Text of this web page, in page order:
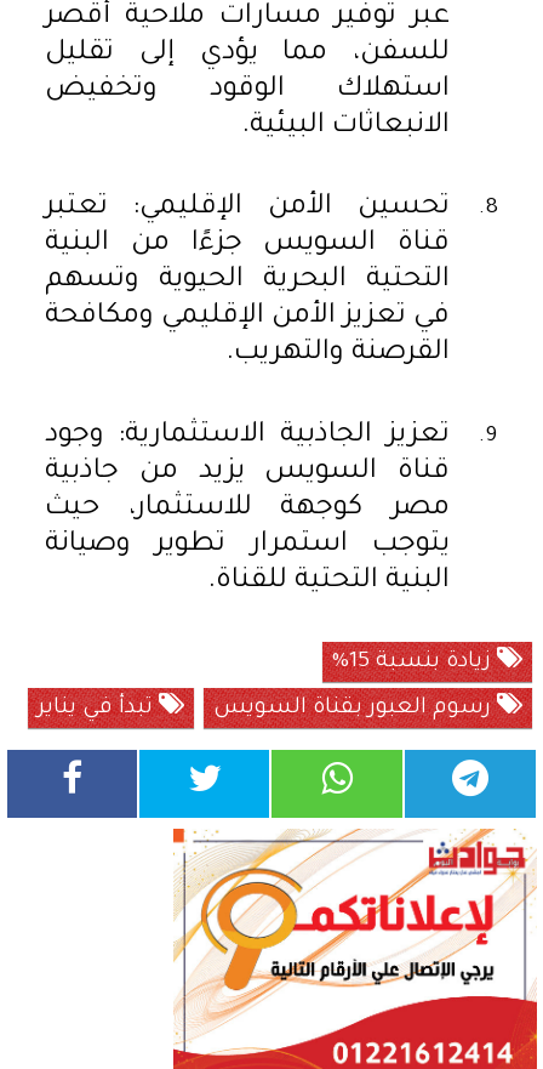
عبر توفير مسارات ملاحية أقصر
للسفن، مما يؤدي إلى تقليل
استهلاك الوقود وتخفيض
الانبعاثات البيئية.
تحسين الأمن الإقليمي: تعتبر
قناة السويس جزءًا من البنية
التحتية البحرية الحيوية وتسهم
في تعزيز الأمن الإقليمي ومكافحة
القرصنة والتهريب.
تعزيز الجاذبية الاستثمارية: وجود
قناة السويس يزيد من جاذبية
مصر كوجهة للاستثمار، حيث
يتوجب استمرار تطوير وصيانة
البنية التحتية للقناة.
زيادة بنسبة 15%
رسوم العبور بقناة السويس
تبدأ في يناير